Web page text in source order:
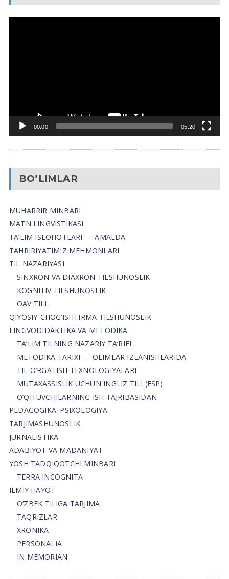
00:00 05:20
BO’LIMLAR
MUHARRIR MINBARI
MATN LINGVISTIKASI
TA’LIM ISLOHOTLARI — AMALDA
TAHRIRIYATIMIZ MEHMONLARI
TIL NAZARIYASI
SINXRON VA DIAXRON TILSHUNOSLIK
KOGNITIV TILSHUNOSLIK
OAV TILI
QIYOSIY-CHOG‘ISHTIRMA TILSHUNOSLIK
LINGVODIDAKTIKA VA METODIKA
TA’LIM TILNING NAZARIY TA’RIFI
METODIKA TARIXI — OLIMLAR IZLANISHLARIDA
TIL O’RGATISH TEXNOLOGIYALARI
MUTAXASSISLIK UCHUN INGLIZ TILI (ESP)
O’QITUVCHILARNING ISH TAJRIBASIDAN
PEDAGOGIKA. PSIXOLOGIYA
TARJIMASHUNOSLIK
JURNALISTIKA
ADABIYOT VA MADANIYAT
YOSH TADQIQOTCHI MINBARI
TERRA INCOGNITA
ILMIY HAYOT
O’ZBEK TILIGA TARJIMA
TAQRIZLAR
XRONIKA
PERSONALIA
IN MEMORIAN